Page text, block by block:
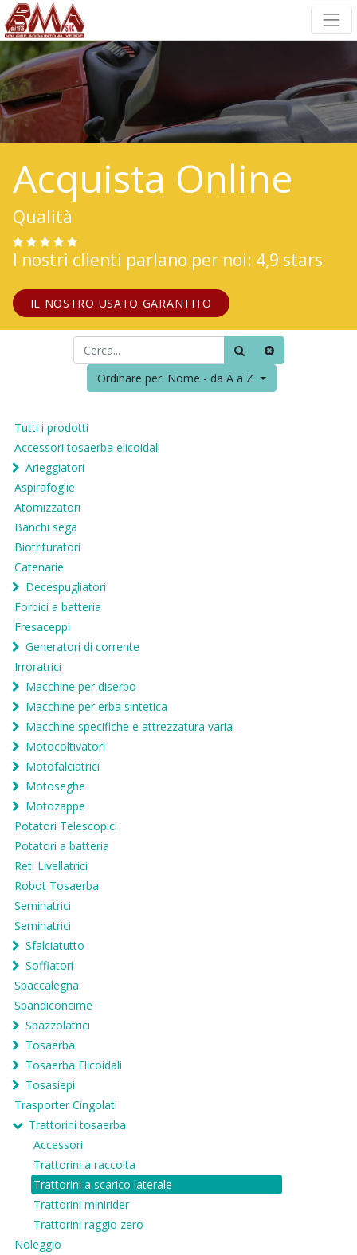
Acquista Online
Qualità
I nostri clienti parlano per noi: 4,9 stars
IL NOSTRO USATO GARANTITO
Ordinare per: Nome - da A a Z
Tutti i prodotti
Accessori tosaerba elicoidali
Arieggiatori
Aspirafoglie
Atomizzatori
Banchi sega
Biotrituratori
Catenarie
Decespugliatori
Forbici a batteria
Fresaceppi
Generatori di corrente
Irroratrici
Macchine per diserbo
Macchine per erba sintetica
Macchine specifiche e attrezzatura varia
Motocoltivatori
Motofalciatrici
Motoseghe
Motozappe
Potatori Telescopici
Potatori a batteria
Reti Livellatrici
Robot Tosaerba
Seminatrici
Seminatrici
Sfalciatutto
Soffiatori
Spaccalegna
Spandiconcime
Spazzolatrici
Tosaerba
Tosaerba Elicoidali
Tosasiepi
Trasporter Cingolati
Trattorini tosaerba
Accessori
Trattorini a raccolta
Trattorini a scarico laterale
Trattorini minirider
Trattorini raggio zero
Noleggio